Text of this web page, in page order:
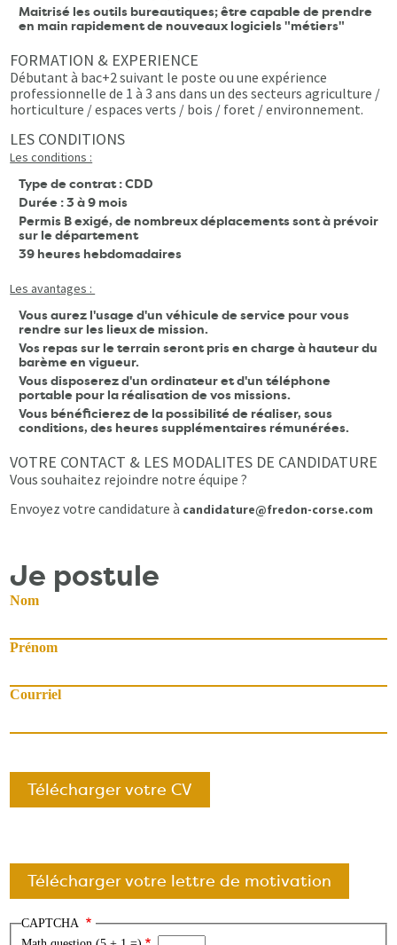
Maitrisé les outils bureautiques; être capable de prendre
en main rapidement de nouveaux logiciels "métiers"
FORMATION & EXPERIENCE
Débutant à bac+2 suivant le poste ou une expérience
professionnelle de 1 à 3 ans dans un des secteurs agriculture /
horticulture / espaces verts / bois / foret / environnement.
LES CONDITIONS
Les conditions :
Type de contrat : CDD
Durée : 3 à 9 mois
Permis B exigé, de nombreux déplacements sont à prévoir
sur le département
39 heures hebdomadaires
Les avantages :
Vous aurez l'usage d'un véhicule de service pour vous
rendre sur les lieux de mission.
Vos repas sur le terrain seront pris en charge à hauteur du
barème en vigueur.
Vous disposerez d'un ordinateur et d'un téléphone
portable pour la réalisation de vos missions.
Vous bénéficierez de la possibilité de réaliser, sous
conditions, des heures supplémentaires rémunérées.
VOTRE CONTACT & LES MODALITES DE CANDIDATURE
Vous souhaitez rejoindre notre équipe ?
Envoyez votre candidature à candidature@fredon-corse.com
Je postule
Nom
Prénom
Courriel
Télécharger votre CV
Télécharger votre lettre de motivation
CAPTCHA